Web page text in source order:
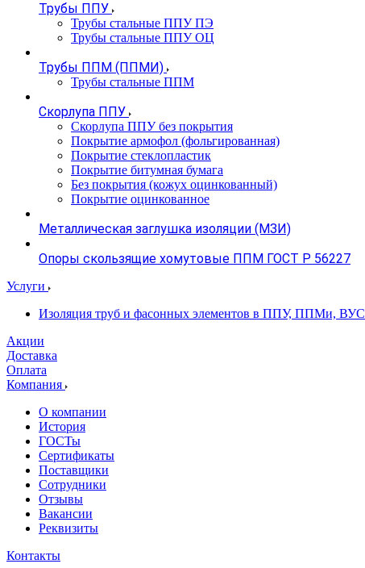
Трубы ППУ
Трубы стальные ППУ ПЭ
Трубы стальные ППУ ОЦ
Трубы ППМ (ППМИ)
Трубы стальные ППМ
Скорлупа ППУ
Скорлупа ППУ без покрытия
Покрытие армофол (фольгированная)
Покрытие стеклопластик
Покрытие битумная бумага
Без покрытия (кожух оцинкованный)
Покрытие оцинкованное
Металлическая заглушка изоляции (МЗИ)
Опоры скользящие хомутовые ППМ ГОСТ Р 56227
Услуги
Изоляция труб и фасонных элементов в ППУ, ППМи, ВУС
Акции
Доставка
Оплата
Компания
О компании
История
ГОСТы
Сертификаты
Поставщики
Сотрудники
Отзывы
Вакансии
Реквизиты
Контакты